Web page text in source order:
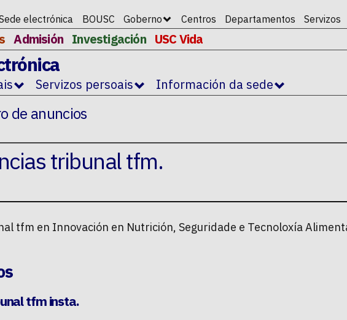
electrónica BOUSC Goberno Centros Departamentos Servizos
Admisión Investigación USC Vida
Servizos persoais Información da sede
de anuncios
tribunal tfm.
tfm en Innovación en Nutrición, Seguridade e Tecnoloxía
tfm insta.